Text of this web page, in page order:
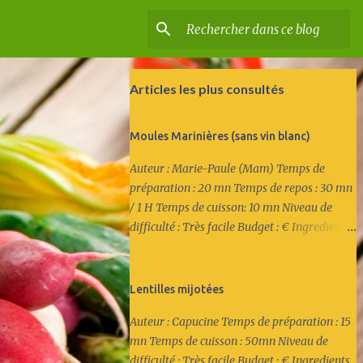
Articles les plus consultés
Moules Marinières (sans vin blanc)
Auteur : Marie-Paule (Mam) Temps de
préparation : 20 mn Temps de repos : 30 mn
/ 1 H Temps de cuisson: 10 mn Niveau de
difficulté : Très facile Budget : € Ingredients :
laurier * 10 tours du poivre du moulin
et couper finement l'ail. 2/ Mettre les
échalottes et l'ail dans un petit bol et
Lentilles mijotées
Auteur : Capucine Temps de préparation : 15
mn Temps de cuisson : 50mn Niveau de